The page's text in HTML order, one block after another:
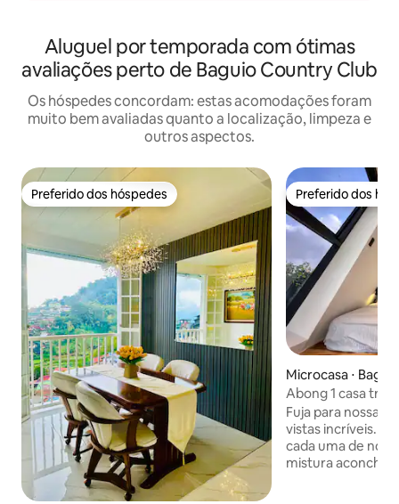
Aluguel por temporada com ótimas
avaliações perto de Baguio Country Club
Os hóspedes concordam: estas acomodações foram
muito bem avaliadas quanto a localização, limpeza e
outros aspectos.
Preferido dos hóspedes
Preferido dos hóspedes Preferido dos
Preferido dos
Microcasa ⋅
Abong 1 casa
Fuja para nossas
vistas incríveis.
cada uma de
mistura